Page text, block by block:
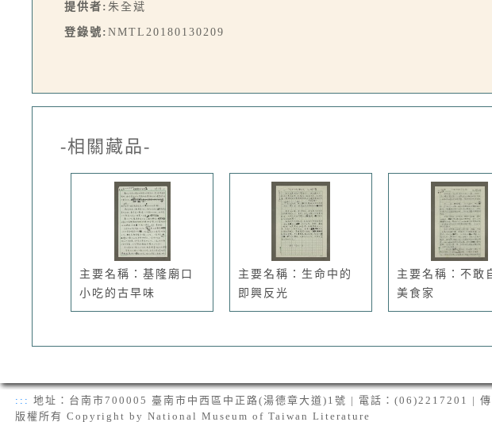
提供者: 朱全斌
登錄號: NMTL20180130209
-相關藏品-
主要名稱：基隆廟口
小吃的古早味
主要名稱：生命中的
即興反光
主要名稱：不敢
美食家
::: 地址：台南市700005 臺南市中西區中正路(湯德章大道)1號 | 電話：(06)2217201 |
版權所有 Copyright by National Museum of Taiwan Literature